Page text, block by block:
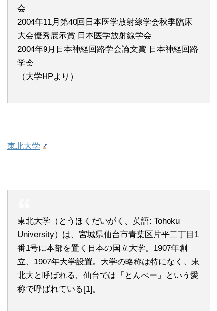
会
2004年11月第40回日本医学放射線学会秋季臨床
大会優秀展示賞 日本医学放射線学会
2004年9月日本神経回路学会論文賞 日本神経回路
学会
（大学HPより）
東北大学
東北大学（とうほくだいがく、英語: Tohoku
University）は、宮城県仙台市青葉区片平二丁目1
番1号に本部を置く日本の国立大学。1907年創
立、1907年大学設置。大学の略称は特になく、東
北大と呼ばれる。仙台では「とんぺー」という愛
称で呼ばれている[1]。